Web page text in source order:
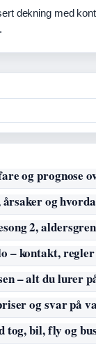
dekning med
og prognose
og
2,
– kontakt,
– alt du lurer
og svar på
tog, bil, fly og